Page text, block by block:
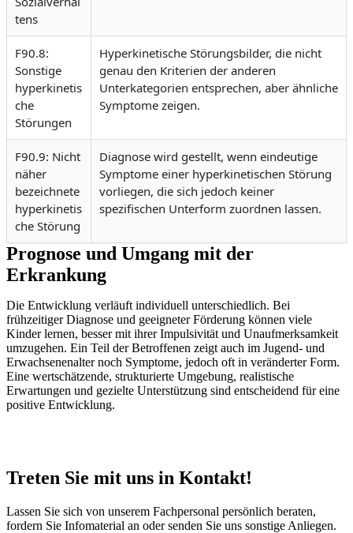
tens
F90.8:
Sonstige
hyperkinetis
che
Störungen
Hyperkinetische Störungsbilder, die nicht
genau den Kriterien der anderen
Unterkategorien entsprechen, aber ähnliche
Symptome zeigen.
F90.9: Nicht
näher
bezeichnete
hyperkinetis
che Störung
Diagnose wird gestellt, wenn eindeutige
Symptome einer hyperkinetischen Störung
vorliegen, die sich jedoch keiner
spezifischen Unterform zuordnen lassen.
Prognose und Umgang mit der
Erkrankung
Die Entwicklung verläuft individuell unterschiedlich. Bei
frühzeitiger Diagnose und geeigneter Förderung können viele
Kinder lernen, besser mit ihrer Impulsivität und Unaufmerksamkeit
umzugehen. Ein Teil der Betroffenen zeigt auch im Jugend- und
Erwachsenenalter noch Symptome, jedoch oft in veränderter Form.
Eine wertschätzende, strukturierte Umgebung, realistische
Erwartungen und gezielte Unterstützung sind entscheidend für eine
positive Entwicklung.
Treten Sie mit uns in Kontakt!
Lassen Sie sich von unserem Fachpersonal persönlich beraten,
fordern Sie Infomaterial an oder senden Sie uns sonstige Anliegen.